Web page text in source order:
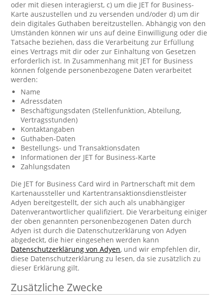
oder mit diesen interagierst, c) um die JET for Business-
Karte auszustellen und zu versenden und/oder d) um dir
dein digitales Guthaben bereitzustellen. Abhängig von den
Umständen können wir uns auf deine Einwilligung oder die
Tatsache beziehen, dass die Verarbeitung zur Erfüllung
eines Vertrags mit dir oder zur Einhaltung von Gesetzen
erforderlich ist. In Zusammenhang mit JET for Business
können folgende personenbezogene Daten verarbeitet
werden:
Name
Adressdaten
Beschäftigungsdaten (Stellenfunktion, Abteilung,
Vertragsstunden)
Kontaktangaben
Guthaben-Daten
Bestellungs- und Transaktionsdaten
Informationen der JET for Business-Karte
Zahlungsdaten
Die JET for Business Card wird in Partnerschaft mit dem
Kartenaussteller und Kartentransaktionsdienstleister
Adyen bereitgestellt, der sich auch als unabhängiger
Datenverantwortlicher qualifiziert. Die Verarbeitung einiger
der oben genannten personenbezogenen Daten durch
Adyen ist durch die Datenschutzerklärung von Adyen
abgedeckt, die hier eingesehen werden kann
Datenschutzerklärung von Adyen, und wir empfehlen dir,
diese Datenschutzerklärung zu lesen, da sie zusätzlich zu
dieser Erklärung gilt.
Zusätzliche Zwecke